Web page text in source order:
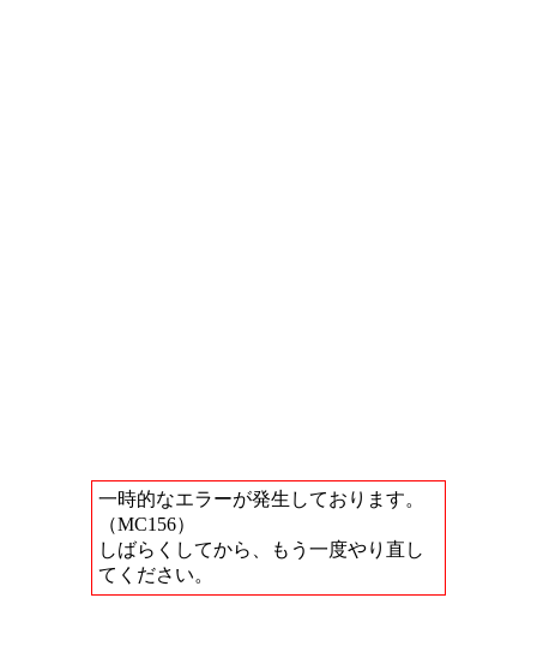
一時的なエラーが発生しております。
（MC156）
しばらくしてから、もう一度やり直し
てください。